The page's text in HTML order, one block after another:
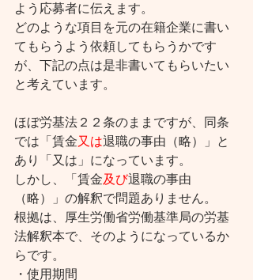
よう応募者に伝えます。
どのような項目を元の在籍企業に書い
てもらうよう依頼してもらうかです
が、下記の点は是非書いてもらいたい
と考えています。
ほぼ労基法２２条のままですが、同条
では「賃金又は退職の事由（略）」と
あり「又は」になっています。
しかし、「賃金及び退職の事由
（略）」の解釈で問題ありません。
根拠は、厚生労働省労働基準局の労基
法解釈本で、そのようになっているか
らです。
・使用期間